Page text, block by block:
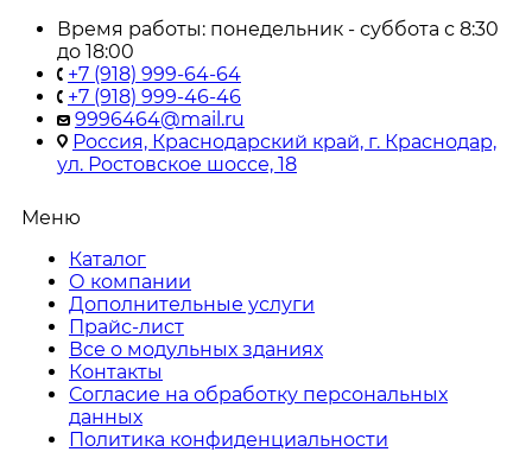
Время работы: понедельник - суббота с 8:30
до 18:00
+7 (918) 999-64-64
+7 (918) 999-46-46
9996464@mail.ru
Россия, Краснодарский край, г. Краснодар,
ул. Ростовское шоссе, 18
Меню
Каталог
О компании
Дополнительные услуги
Прайс-лист
Все о модульных зданиях
Контакты
Согласие на обработку персональных
данных
Политика конфиденциальности